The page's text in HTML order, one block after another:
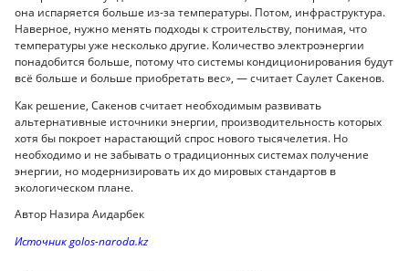
она испаряется больше из-за температуры. Потом, инфраструктура.
Наверное, нужно менять подходы к строительству, понимая, что
температуры уже несколько другие. Количество электроэнергии
понадобится больше, потому что системы кондиционирования будут
всё больше и больше приобретать вес», — считает Саулет Сакенов.
Как решение, Сакенов считает необходимым развивать
альтернативные источники энергии, производительность которых
хотя бы покроет нарастающий спрос нового тысячелетия. Но
необходимо и не забывать о традиционных системах получение
энергии, но модернизировать их до мировых стандартов в
экологическом плане.
Автор Назира Аидарбек
Источник golos-naroda.kz